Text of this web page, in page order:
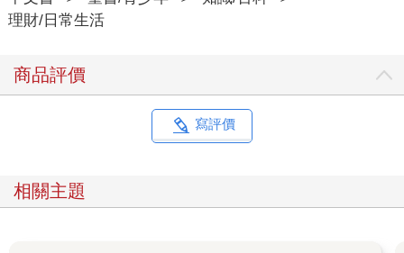
理財/日常生活
商品評價
寫評價
相關主題